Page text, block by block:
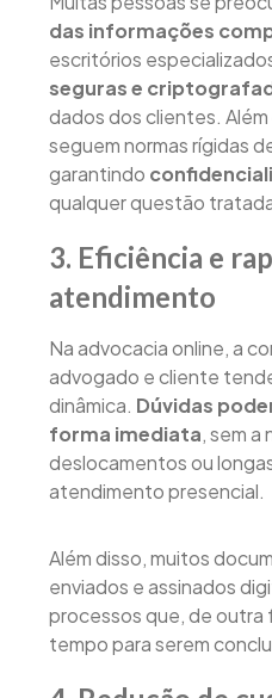
das informações
escritórios
seguras e
dados dos clientes.
seguem normas rígidas
garantindo
qualquer questão
3. Eficiência e
atendimento
Na advocacia online, a
advogado e cliente
dinâmica. Dúvidas
forma imediata, sem a
deslocamentos ou
atendimento presencial.
Além disso, muitos
enviados e assinados
processos que, de outra
tempo para serem